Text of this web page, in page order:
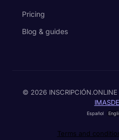
Pricing
Blog & guides
© 2026
Español
Terms and